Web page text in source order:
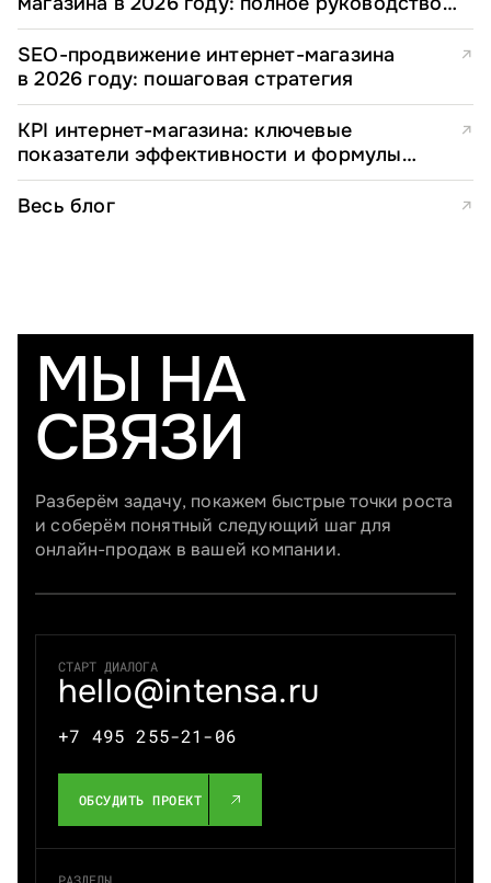
для e-commerce директоров
SEO-продвижение интернет-магазина
в 2026 году: пошаговая стратегия
↗
KPI интернет-магазина: ключевые
показатели эффективности и формулы
расчета
↗
Весь блог ↗
МЫ НА
СВЯЗИ
Разберём задачу, покажем быстрые точки роста
и соберём понятный следующий шаг для
онлайн-продаж в вашей компании.
СТАРТ ДИАЛОГА
hello@intensa.ru
+7 495 255-21-06
ОБСУДИТЬ ПРОЕКТ
РАЗДЕЛЫ